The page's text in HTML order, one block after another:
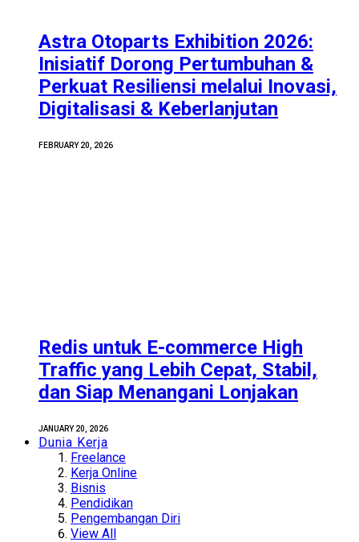
Astra Otoparts Exhibition 2026:
Inisiatif Dorong Pertumbuhan &
Perkuat Resiliensi melalui Inovasi,
Digitalisasi & Keberlanjutan
FEBRUARY 20, 2026
Redis untuk E-commerce High
Traffic yang Lebih Cepat, Stabil,
dan Siap Menangani Lonjakan
JANUARY 20, 2026
Dunia Kerja
Freelance
Kerja Online
Bisnis
Pendidikan
Pengembangan Diri
View All